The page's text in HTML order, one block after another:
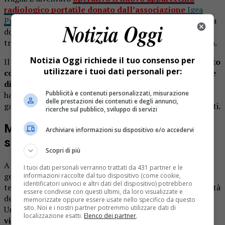
radiologico portatile donato dall’associazione Igea
Prevenzione Salute Vita Odv
, pensato per eseguire esami a
domicilio o nelle Rsa a favore di chi non può essere
trasportato negli ospedali della Valsesia e della Valsessera.
Il servizio ha già mosso i primi passi:il debutto è avvenuto
con una radiografia all’anca effettuata nell’abitazione
di un paziente con gravi difficoltà motorie
ha confermato da subito l’efficacia del sistema, capace di
garantire diagnosi rapide senza la necessità di spostamenti.
Migliora la qualità dell’assistenza
sanitaria
A sottolineare il valore dell’iniziativa è stato il direttore
generale Marco Ricci, che ha evidenziato come questa
tecnologia consenta di migliorare concretamente la qualità
dell’assistenza, riducendo i disagi per pazienti e familiari.
Un passo, ha spiegato, versoun modello sanitario più
vicino alle esigenze del territorio e delle persone più
Notizia Oggi richiede il tuo consenso per
utilizzare i tuoi dati personali per:
Pubblicità e contenuti personalizzati, misurazione
delle prestazioni dei contenuti e degli annunci,
ricerche sul pubblico, sviluppo di servizi
Archiviare informazioni su dispositivo e/o accedervi
Scopri di più
I tuoi dati personali verranno trattati da 431 partner e le
informazioni raccolte dal tuo dispositivo (come cookie,
identificatori univoci e altri dati del dispositivo) potrebbero
essere condivise con questi ultimi, da loro visualizzate e
memorizzate oppure essere usate nello specifico da questo
sito. Noi e i nostri partner potremmo utilizzare dati di
localizzazione esatti. Elenco dei partner.